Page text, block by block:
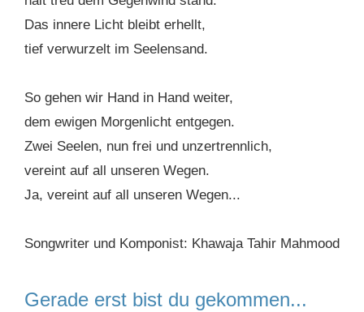
Das innere Licht bleibt erhellt,
tief verwurzelt im Seelensand.
So gehen wir Hand in Hand weiter,
dem ewigen Morgenlicht entgegen.
Zwei Seelen, nun frei und unzertrennlich,
vereint auf all unseren Wegen.
Ja, vereint auf all unseren Wegen...
Songwriter und Komponist: Khawaja Tahir Mahmood
Gerade erst bist du gekommen...